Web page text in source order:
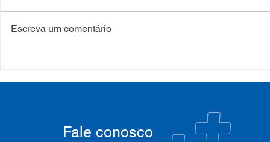
formação sobre saúde
crise climática
SETEC,
CIB/RS
Escreva um comentário
Fale conosco